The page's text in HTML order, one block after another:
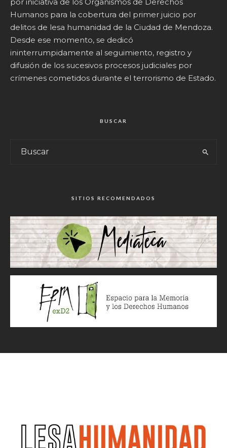
Humanos para la cobertura del primer juicio por
delitos de lesa humanidad de la Ciudad de Mendoza.
Desde ese momento, se dedicó
ininterrumpidamente al seguimiento, registro y
difusión de los sucesivos procesos judiciales por
crímenes cometidos durante el terrorismo de Estado.
BUSCAR
SITIOS RECOMENDADOS